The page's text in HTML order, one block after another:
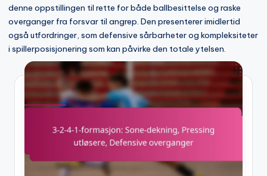
denne oppstillingen til rette for både ballbesittelse og raske
overganger fra forsvar til angrep. Den presenterer imidlertid
også utfordringer, som defensive sårbarheter og kompleksiteter
i spillerposisjonering som kan påvirke den totale ytelsen.